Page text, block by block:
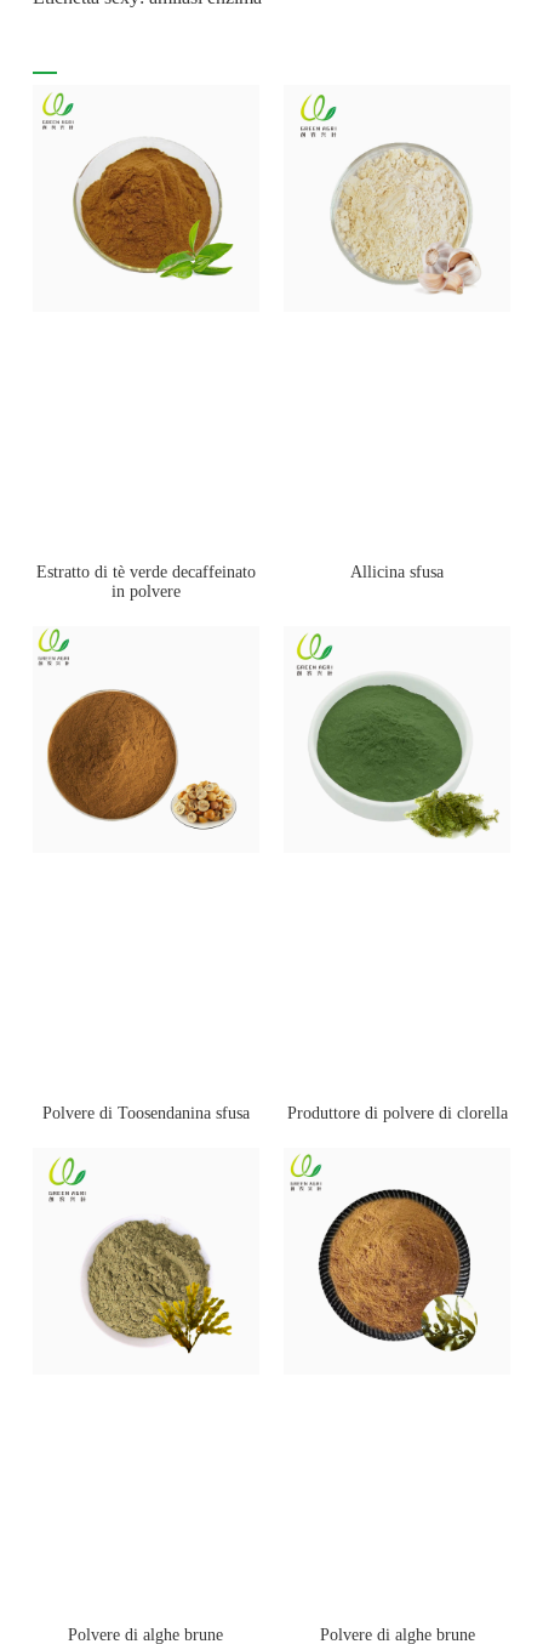
Estratto di tè verde decaffeinato
in polvere
Allicina sfusa
Polvere di Toosendanina sfusa Produttore di polvere di clorella
Polvere di alghe brune Polvere di alghe brune